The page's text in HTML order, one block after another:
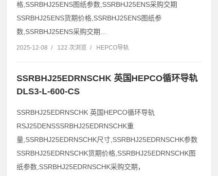
格,SSRBHJ25ENS图纸参数,SSRBHJ25ENS采购交期
SSRBHJ25ENS货期价格,SSRBHJ25ENS图纸参
数,SSRBHJ25ENS采购交期...
2025-12-08 / 122 次浏览 / HEPCO导轨
SSRBHJ25EDRNSCHK 英国HEPCO循环导轨
DLS3-L-600-CS
SSRBHJ25EDRNSCHK 英国HEPCO循环导轨
RSJ25DENSSSRBHJ25EDRNSCHK重
量,SSRBHJ25EDRNSCHK尺寸,SSRBHJ25EDRNSCHK参数
SSRBHJ25EDRNSCHK货期价格,SSRBHJ25EDRNSCHK图
纸参数,SSRBHJ25EDRNSCHK采购交期，